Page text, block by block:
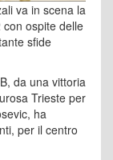
va in scena la
ospite delle
sfide
da una vittoria
Trieste per
ha
per il centro